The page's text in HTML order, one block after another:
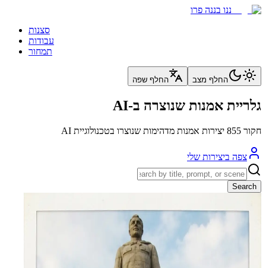
ננו בננה פרו
סצנות
עבודות
תמחור
החלף מצב החלף שפה
גלריית אמנות שנוצרה ב-AI
חקור 855 יצירות אמנות מדהימות שנוצרו בטכנולוגיית AI
צפה ביצירות שלי
Search